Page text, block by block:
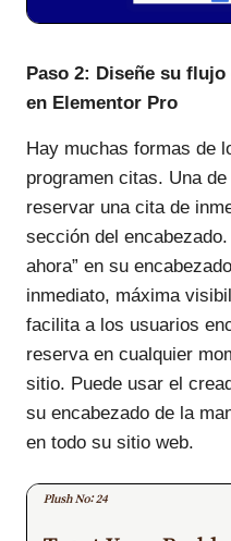
Paso 2: Diseñe su
en Elementor Pro
Hay muchas formas de
programen citas. Una
reservar una cita de
sección del
ahora” en su
inmediato, máxima
facilita a los usuarios
reserva en cualquier
sitio. Puede usar el
su encabezado de la
en todo su sitio web.